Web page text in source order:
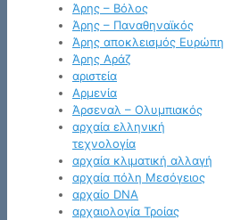
Άρης – Βόλος
Άρης – Παναθηναϊκός
Άρης αποκλεισμός Ευρώπη
Άρης Αράζ
αριστεία
Αρμενία
Άρσεναλ – Ολυμπιακός
αρχαία ελληνική
τεχνολογία
αρχαία κλιματική αλλαγή
αρχαία πόλη Μεσόγειος
αρχαίο DNA
αρχαιολογία Τροίας